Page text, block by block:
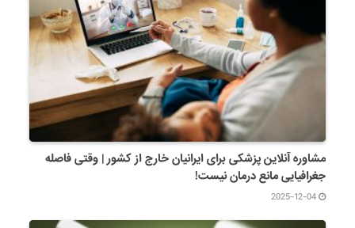
مشاوره آنلاین پزشکی برای ایرانیان خارج از کشور | وقتی فاصله
جغرافیایی مانع درمان نیست!
2025-12-04